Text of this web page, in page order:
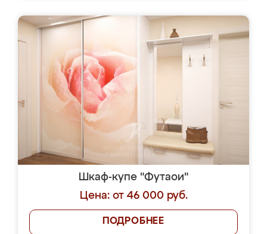
Шкаф-купе "Футаои"
Цена: от 46 000 руб.
ПОДРОБНЕЕ